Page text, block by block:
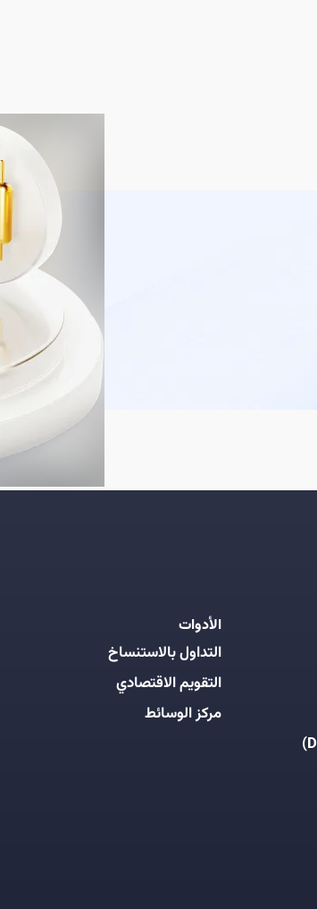
الأدوات
التداول بالاستنساخ
التقويم الاقتصادي
مركز الوسائط